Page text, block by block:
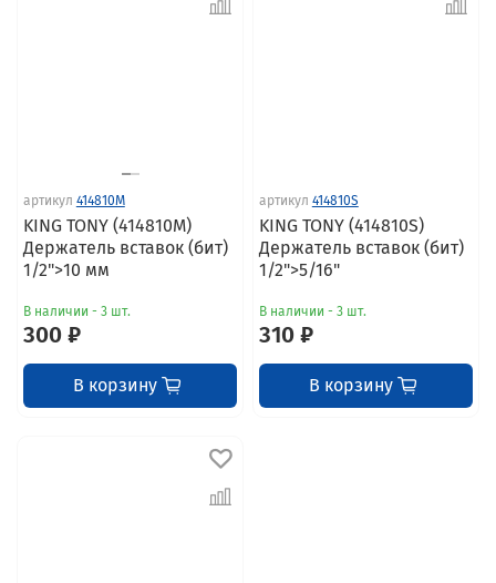
артикул 414810M
KING TONY (414810M)
Держатель вставок (бит)
1/2">10 мм
В наличии - 3 шт.
300 ₽
В корзину
артикул 414810S
KING TONY (414810S)
Держатель вставок (бит)
1/2">5/16"
В наличии - 3 шт.
310 ₽
В корзину